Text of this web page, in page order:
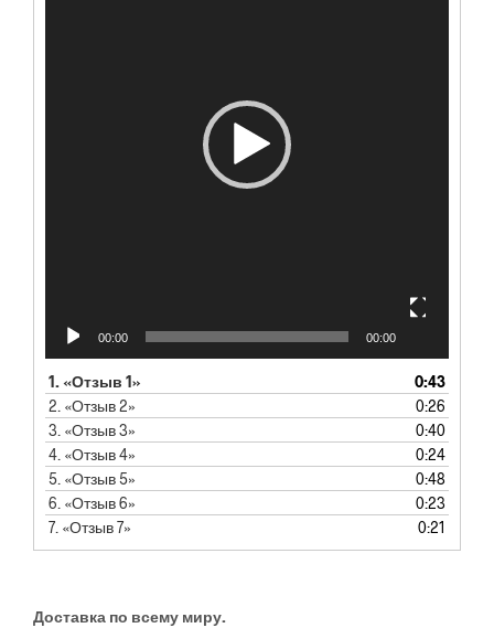
00:00 00:00
1.«Отзыв 1»
0:43
2. «Отзыв 2»
0:26
3. «Отзыв 3»
0:40
4. «Отзыв 4»
0:24
5. «Отзыв 5»
0:48
6. «Отзыв 6»
0:23
7. «Отзыв 7» 0:21
Доставка по всему миру.